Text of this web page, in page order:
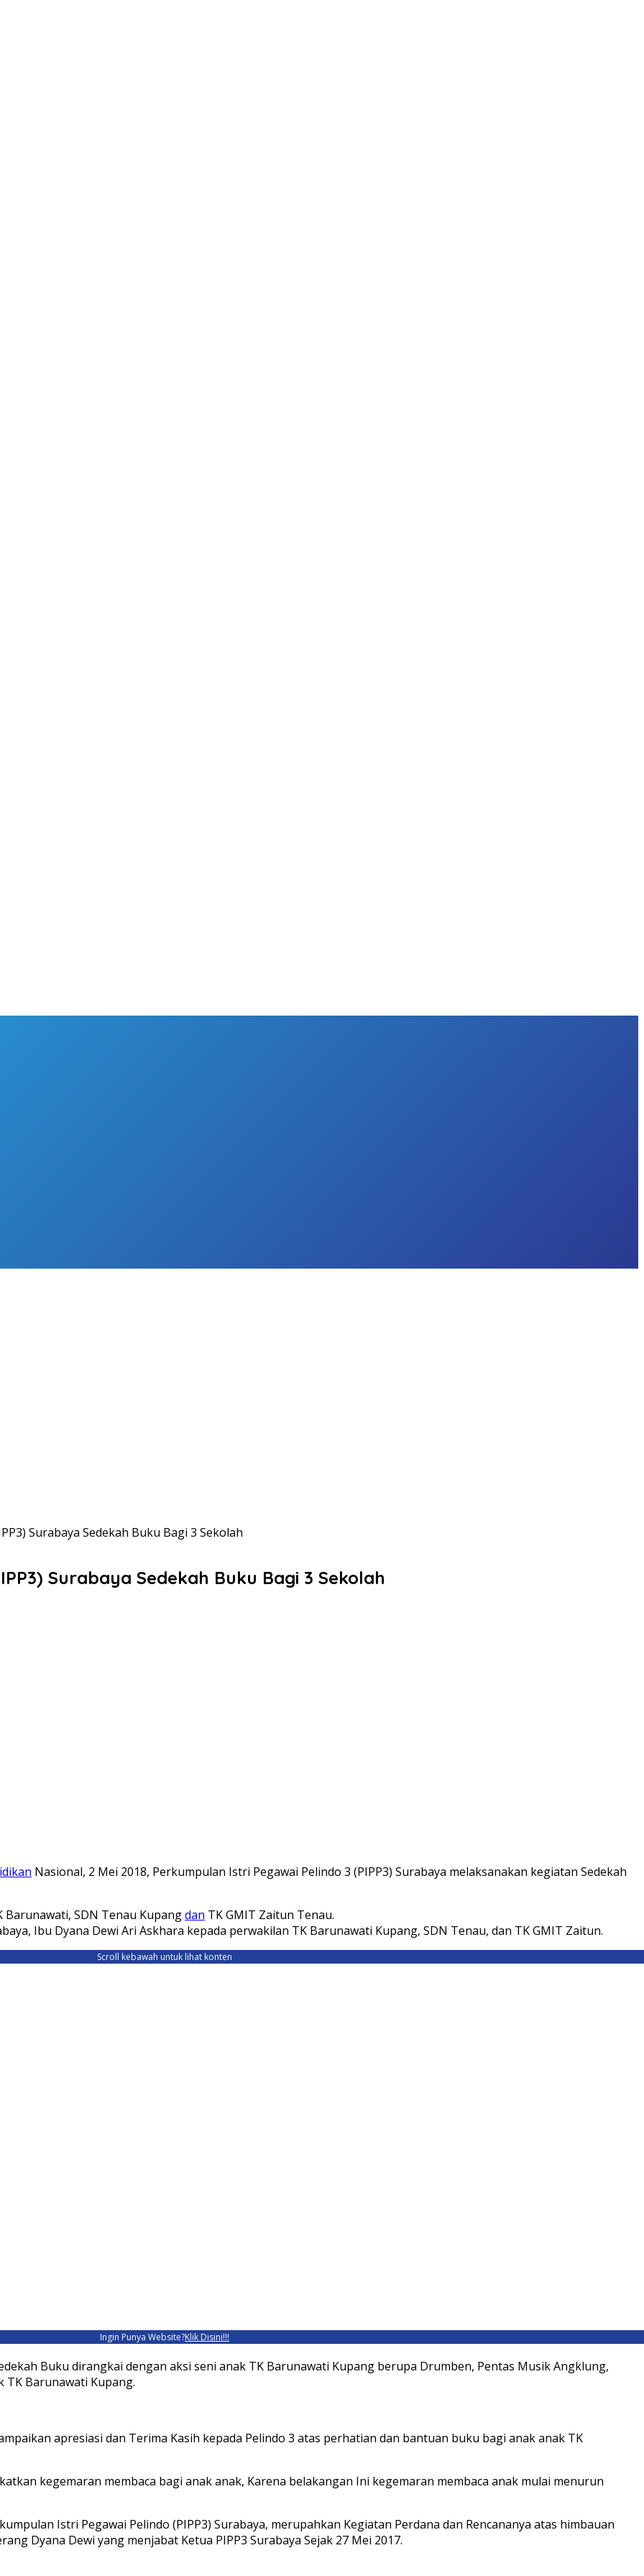
Surabaya Sedekah Buku Bagi 3 Sekolah
Surabaya Sedekah Buku Bagi 3 Sekolah
Nasional, 2 Mei 2018, Perkumpulan Istri Pegawai Pelindo 3 (PIPP3) Surabaya melaksanakan kegiatan Sedekah
SDN Tenau Kupangdan TK GMIT Zaitun Tenau.
Ibu Dyana Dewi Ari Askhara kepada perwakilan TK Barunawati Kupang, SDN Tenau, dan TK GMIT Zaitun.
Scroll kebawah untuk lihat konten
Ingin Punya Website?Klik Disini!!!
Buku dirangkai dengan aksi seni anak TK Barunawati Kupang berupa Drumben, Pentas Musik Angklung,
TK Barunawati Kupang.
apresiasi dan Terima Kasih kepada Pelindo 3 atas perhatian dan bantuan buku bagi anak anak TK
kegemaran membaca bagi anak anak, Karena belakangan Ini kegemaran membaca anak mulai menurun
Istri Pegawai Pelindo (PIPP3) Surabaya, merupahkan Kegiatan Perdana dan Rencananya atas himbauan
Dyana Dewi yang menjabat Ketua PIPP3 Surabaya Sejak 27 Mei 2017.